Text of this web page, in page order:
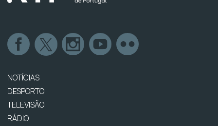
NOTÍCIAS
DESPORTO
TELEVISÃO
RÁDIO